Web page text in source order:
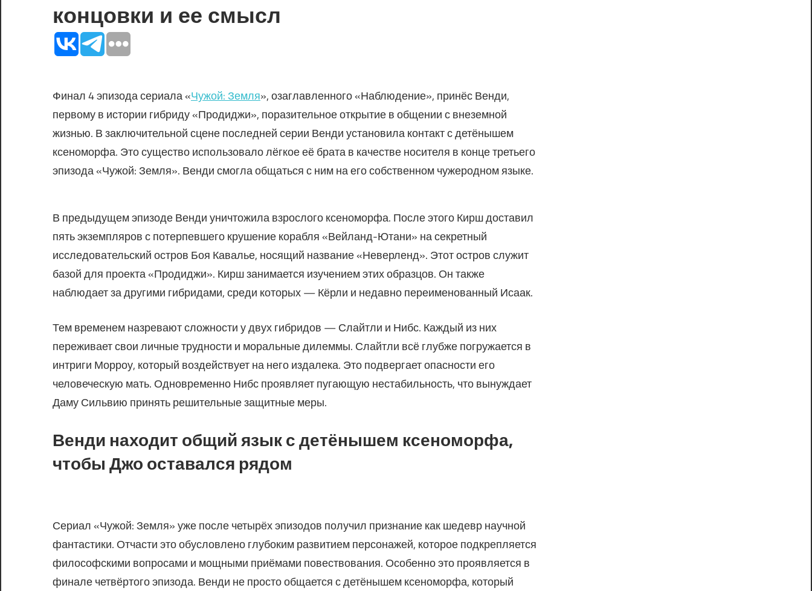
концовки и ее смысл
Финал 4 эпизода сериала «Чужой: Земля», озаглавленного «Наблюдение», принёс Венди,
первому в истории гибриду «Продиджи», поразительное открытие в общении с внеземной
жизнью. В заключительной сцене последней серии Венди установила контакт с детёнышем
ксеноморфа. Это существо использовало лёгкое её брата в качестве носителя в конце третьего
эпизода «Чужой: Земля». Венди смогла общаться с ним на его собственном чужеродном языке.
В предыдущем эпизоде Венди уничтожила взрослого ксеноморфа. После этого Кирш доставил
пять экземпляров с потерпевшего крушение корабля «Вейланд-Ютани» на секретный
исследовательский остров Боя Кавалье, носящий название «Неверленд». Этот остров служит
базой для проекта «Продиджи». Кирш занимается изучением этих образцов. Он также
наблюдает за другими гибридами, среди которых — Кёрли и недавно переименованный Исаак.
Тем временем назревают сложности у двух гибридов — Слайтли и Нибс. Каждый из них
переживает свои личные трудности и моральные дилеммы. Слайтли всё глубже погружается в
интриги Морроу, который воздействует на него издалека. Это подвергает опасности его
человеческую мать. Одновременно Нибс проявляет пугающую нестабильность, что вынуждает
Даму Сильвию принять решительные защитные меры.
Венди находит общий язык с детёнышем ксеноморфа,
чтобы Джо оставался рядом
Сериал «Чужой: Земля» уже после четырёх эпизодов получил признание как шедевр научной
фантастики. Отчасти это обусловлено глубоким развитием персонажей, которое подкрепляется
философскими вопросами и мощными приёмами повествования. Особенно это проявляется в
финале четвёртого эпизода. Венди не просто общается с детёнышем ксеноморфа, который